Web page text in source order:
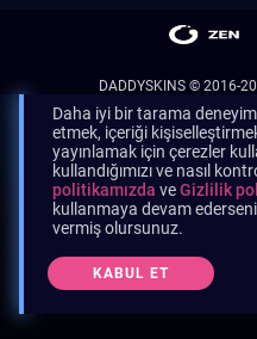
DADDYSKINS© 2016-
Daha iyi bir tarama
etmek, içeriği
yayınlamak için çerezler
kullandığımızı ve nasıl
politikamızda veGizlilik
kullanmaya devam
vermiş olursunuz.
KABUL ET